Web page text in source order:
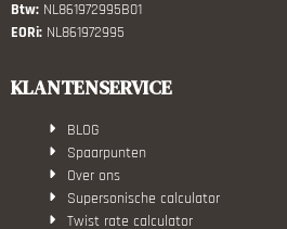
Btw: NL861972995B01
EORi: NL861972995
KLANTENSERVICE
BLOG
Spaarpunten
Over ons
Supersonische calculator
Twist rate calculator